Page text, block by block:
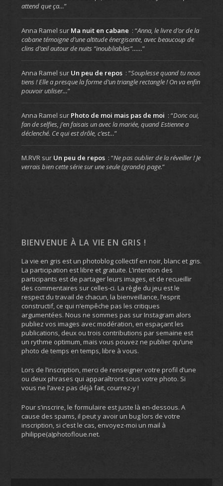
attend que ça…”
Anna Ramel sur Ma nuit en cabane : “Anna, le livre d’or de la
cabane témoigne d’une altitude énergisante, avec beaucoup de
clins d’œil autour de nuits “inoubliables”……”
Anna Ramel sur Un peu de repos : “Souplesse quand tu nous
tiens ! Elle a presque la forme d’un triangle rectangle ! On va enfin
pouvoir utiliser…”
Anna Ramel sur Photo de moi mais pas de moi : “Donc oui,
fan de selfies, j’en faisais un avec la mariée, quand Estienne a
déclenché. Ce qui est drôle, c’est…”
M.RVR sur Un peu de repos : “Ne pas oublier de la réveiller ! Je
verrais bien cette série sur une seule (grande) page.”
BIENVENUE À LA VIE EN GRIS !
La vie en gris est un photoblog collectif en noir, blanc et gris.
La participation est libre et gratuite. L’intention des
participants est de partager leurs images, et de recueillir
des commentaires sur celles-ci. La règle du jeu est le
respect du travail de chacun, la bienveillance, l’esprit
constructif, ce qui n’empêche pas les critiques
argumentées. Nous ne sommes pas sur Instagram alors
publiez vos images avec modération, en espaçant les
publications, deux ou trois contributions par semaine est
un rythme optimum, mais vous pouvez ne publier qu’une
photo de temps en temps, libre à vous.
Lors de l’inscription, merci de renseigner votre profil d’une
ou deux phrases qui apparaîtront sous votre photo. Si
vous ne l’avez pas déjà fait, courrez-y !
Pour s’inscrire, le formulaire est juste là en-dessous. A
cause des spams, il peut y avoir un bug lors de votre
inscription, si c’est le cas, envoyez-moi un mail à
philippe(a)photofloue.net.